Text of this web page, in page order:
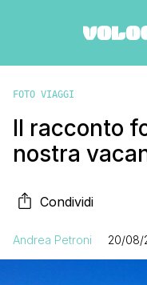
FOTO VIAGGI
Il racconto
nostra
Condividi
Andrea Petroni 20/08/